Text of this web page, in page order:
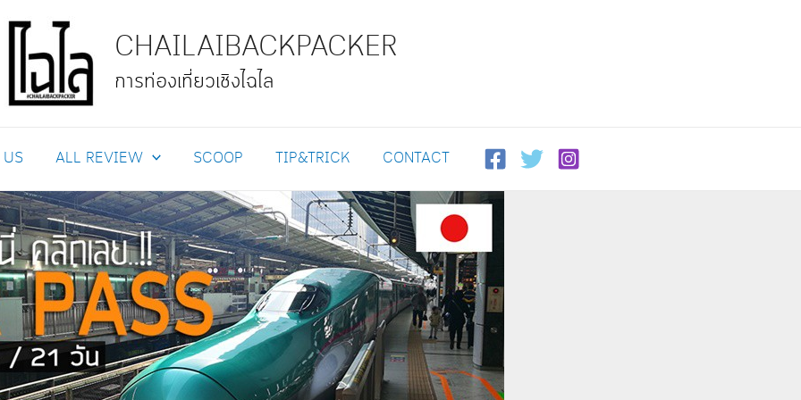
CHAILAIBACKPACKER
การท่องเที่ยวเชิงไฉไล
ALL REVIEW SCOOP TIP&TRICK CONTACT